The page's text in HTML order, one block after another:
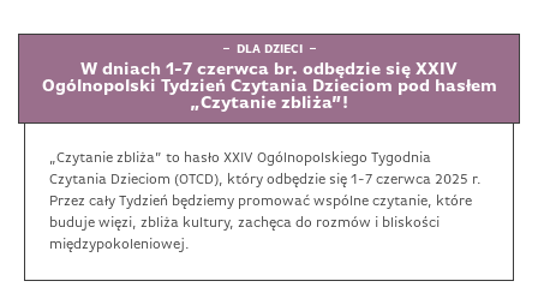
DLA DZIECI
W dniach 1-7 czerwca br. odbędzie się XXIV
Ogólnopolski Tydzień Czytania Dzieciom pod hasłem
„Czytanie zbliża”!
„Czytanie zbliża” to hasło XXIV Ogólnopolskiego Tygodnia
Czytania Dzieciom (OTCD), który odbędzie się 1-7 czerwca 2025 r.
Przez cały Tydzień będziemy promować wspólne czytanie, które
buduje więzi, zbliża kultury, zachęca do rozmów i bliskości
międzypokoleniowej.